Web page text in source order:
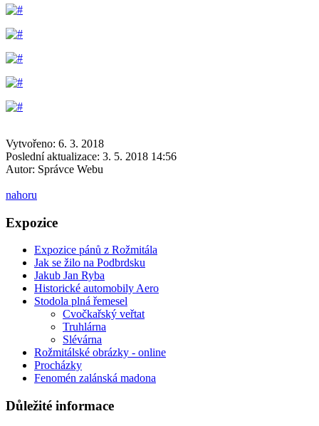
Vytvořeno: 6. 3. 2018
Poslední aktualizace: 3. 5. 2018 14:56
Autor: Správce Webu
nahoru
Expozice
Expozice pánů z Rožmitála
Jak se žilo na Podbrdsku
Jakub Jan Ryba
Historické automobily Aero
Stodola plná řemesel
Cvočkařský veřtat
Truhlárna
Slévárna
Rožmitálské obrázky - online
Procházky
Fenomén zalánská madona
Důležité informace